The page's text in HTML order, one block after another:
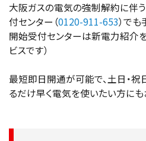
大阪ガスの電気の強制解約に伴
付センター（0120-911-653）でも
開始受付センターは新電力紹介
ビスです）
最短即日開通が可能で、土日・祝
るだけ早く電気を使いたい方にも